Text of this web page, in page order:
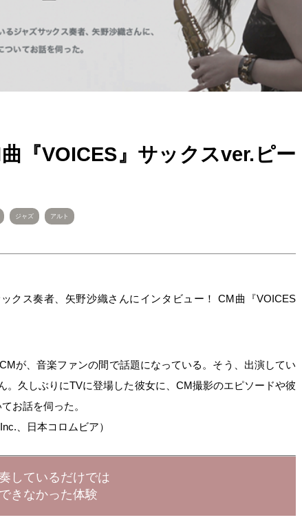
『VOICES』サックスver.ピー
ジャズ アルト
クス奏者、矢野沙織さんにインタビュー！ CM曲『VOICES
が、音楽ファンの間で話題になっている。そう、出演してい
。久しぶりにTVに登場した彼女に、CM撮影のエピソードや彼
お話を伺った。
、日本コロムビア）
しているだけでは
できなかった体験